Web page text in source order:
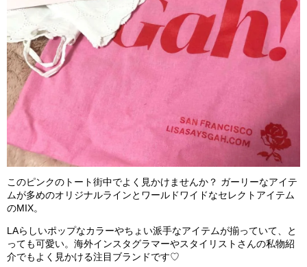
このピンクのトート街中でよく見かけませんか？ ガーリーなアイテ
ムが多めのオリジナルラインとワールドワイドなセレクトアイテム
のMIX。
LAらしいポップなカラーやちょい派手なアイテムが揃っていて、と
っても可愛い。海外インスタグラマーやスタイリストさんの私物紹
介でもよく見かける注目ブランドです♡